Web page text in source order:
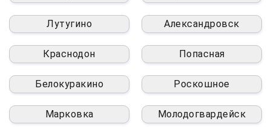
Лутугино Александровск
Краснодон Попасная
Белокуракино Роскошное
Марковка Молодогвардейск